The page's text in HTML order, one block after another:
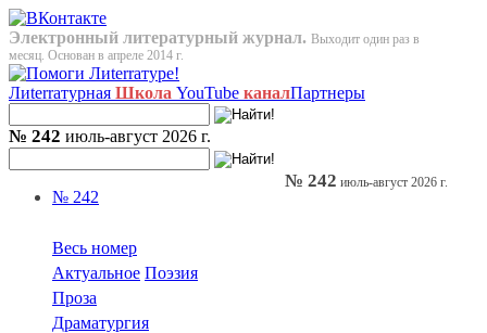
Электронный литературный журнал. Выходит один раз в
месяц. Основан в апреле 2014 г.
Лиterraтурная Школа YouTube каналПартнеры
№ 242 июль-август 2026 г.
№ 242
Весь номер
Актуальное Поэзия
Проза
Драматургия
№ 242 июль-август 2026 г.